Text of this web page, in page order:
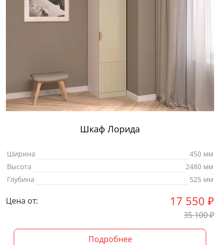
Шкаф Лорида
Ширина
450 мм
Высота
2480 мм
Глубина
525 мм
Цена от: 17 550 ₽
35 100₽
Подробнее